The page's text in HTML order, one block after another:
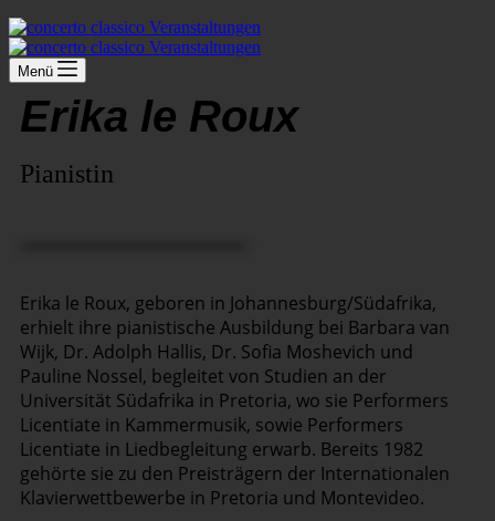
Menü
Erika le Roux
Pianistin
Erika le Roux, geboren in Johannesburg/Südafrika,
erhielt ihre pianistische Ausbildung bei Barbara van
Wijk, Dr. Adolph Hallis, Dr. Sofia Moshevich und
Pauline Nossel, begleitet von Studien an der
Universität Südafrika in Pretoria, wo sie Performers
Licentiate in Kammermusik, sowie Performers
Licentiate in Liedbegleitung erwarb. Bereits 1982
gehörte sie zu den Preisträgern der Internationalen
Klavierwettbewerbe in Pretoria und Montevideo.